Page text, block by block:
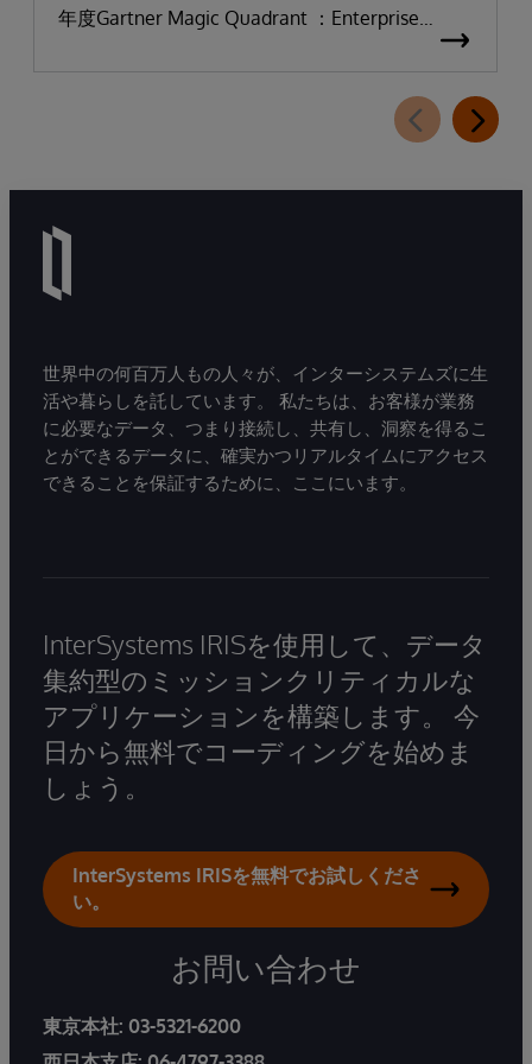
年度Gartner Magic Quadrant ：Enterprise
Electronic Health Records（医療機関向け電子カ
世界中の何百万人もの人々が、インターシステムズに生
活や暮らしを託しています。 私たちは、お客様が業務
に必要なデータ、つまり接続し、共有し、洞察を得るこ
とができるデータに、確実かつリアルタイムにアクセス
できることを保証するために、ここにいます。
InterSystems IRISを使用して、データ
集約型のミッションクリティカルな
アプリケーションを構築します。 今
日から無料でコーディングを始めま
しょう。
InterSystems IRISを無料でお試しくださ
い。
お問い合わせ
東京本社: 03-5321-6200